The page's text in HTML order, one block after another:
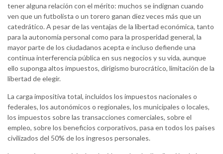
tener alguna relación con el mérito: muchos se indignan cuando
ven que un futbolista o un torero ganan diez veces más que un
catedrático. A pesar de las ventajas de la libertad económica, tanto
para la autonomía personal como para la prosperidad general, la
mayor parte de los ciudadanos acepta e incluso defiende una
continua interferencia pública en sus negocios y su vida, aunque
ello suponga altos impuestos, dirigismo burocrático, limitación de la
libertad de elegir.
La carga impositiva total, incluidos los impuestos nacionales o
federales, los autonómicos o regionales, los municipales o locales,
los impuestos sobre las transacciones comerciales, sobre el
empleo, sobre los beneficios corporativos, pasa en todos los países
civilizados del 50% de los ingresos personales.